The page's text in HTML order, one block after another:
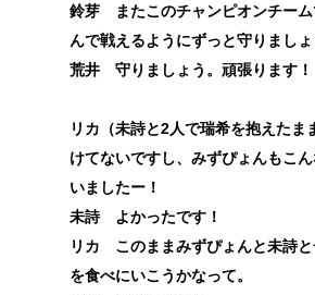
鈴芽 またこのチャンピオンチーム
んで戦えるようにずっと守りましょ
荒井 守りましょう。頑張ります！
リカ（未詩と2人で瑞希を抱えたま
けてないですし、みずぴょんもこ
いましたー！
未詩 よかったです！
リカ このままみずぴょんと未詩
を食べにいこうかなって。